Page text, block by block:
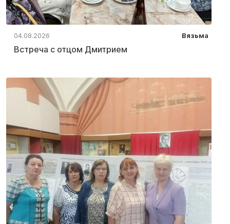
04.08.2026 Вязьма
Встреча с отцом Дмитрием